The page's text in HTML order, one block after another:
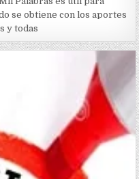
se obtiene con los aportes
y todas